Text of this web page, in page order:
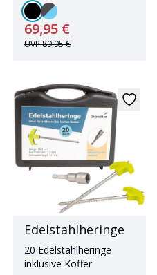
69,95 €
UVP89,95 €
Edelstahlheringe
20 Edelstahlheringe
inklusive Koffer